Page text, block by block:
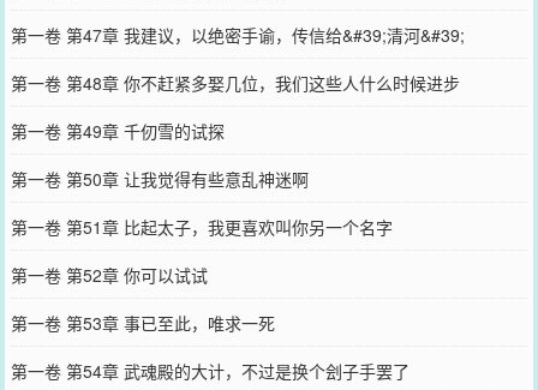
第一卷 第47章 我建议，以绝密手谕，传信给&#39;清河&#39;
第一卷 第48章 你不赶紧多娶几位，我们这些人什么时候进步
第一卷 第49章 千仞雪的试探
第一卷 第50章 让我觉得有些意乱神迷啊
第一卷 第51章 比起太子，我更喜欢叫你另一个名字
第一卷 第52章 你可以试试
第一卷 第53章 事已至此，唯求一死
第一卷 第54章 武魂殿的大计，不过是换个刽子手罢了